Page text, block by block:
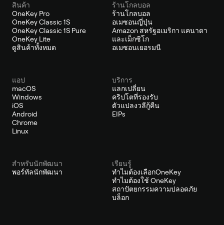
สินค้า
OneKey Pro
OneKey Classic 1S
OneKey Classic 1S Pure
OneKey Lite
ดูสินค้าทั้งหมด
ร้านโกลบอล
ร้านโกลบอล
อเมซอนญี่ปุ่น
Amazon สหรัฐอเมริกา แคนาดา
และเม็กซิโก
อเมซอนเยอรมนี
แอป
macOS
Windows
iOS
Android
Chrome
Linux
บริการ
แลกเปลี่ยน
คริปโตที่รองรับ
ตัวแปลงวลีกู้คืน
EIPs
สำหรับนักพัฒนา
พอร์ทัลนักพัฒนา
เรียนรู้
ทำไมต้องเลือกOneKey
ทำไมต้องใช้ OneKey
สถาปัตยกรรมความปลอดภัย
บล็อก